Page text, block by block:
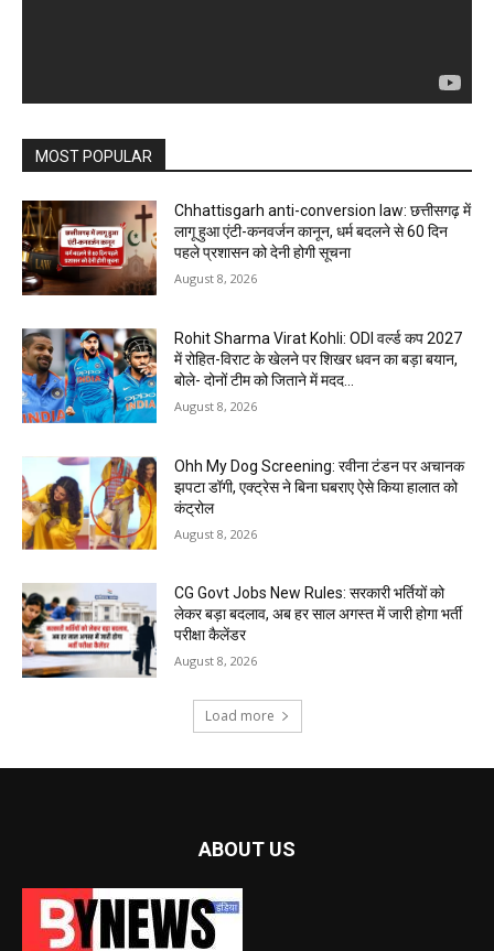
MOST POPULAR
Chhattisgarh anti-conversion law: छत्तीसगढ़ में
लागू हुआ एंटी-कनवर्जन कानून, धर्म बदलने से 60 दिन
पहले प्रशासन को देनी होगी सूचना
August 8, 2026
Rohit Sharma Virat Kohli: ODI वर्ल्ड कप 2027
में रोहित-विराट के खेलने पर शिखर धवन का बड़ा बयान,
बोले- दोनों टीम को जिताने में मदद...
August 8, 2026
Ohh My Dog Screening: रवीना टंडन पर अचानक
झपटा डॉगी, एक्ट्रेस ने बिना घबराए ऐसे किया हालात को
कंट्रोल
August 8, 2026
CG Govt Jobs New Rules: सरकारी भर्तियों को
लेकर बड़ा बदलाव, अब हर साल अगस्त में जारी होगा भर्ती
परीक्षा कैलेंडर
August 8, 2026
Load more
ABOUT US